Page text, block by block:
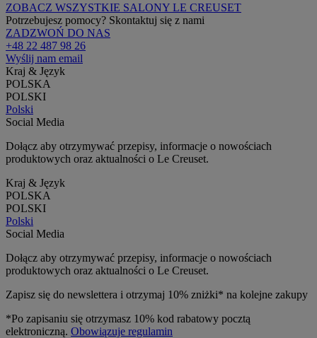
ZOBACZ WSZYSTKIE SALONY LE CREUSET
Potrzebujesz pomocy? Skontaktuj się z nami
ZADZWOŃ DO NAS
+48 22 487 98 26
Wyślij nam email
Kraj & Język
POLSKA
POLSKI
Polski
Social Media
Dołącz aby otrzymywać przepisy, informacje o nowościach
produktowych oraz aktualności o Le Creuset.
Kraj & Język
POLSKA
POLSKI
Polski
Social Media
Dołącz aby otrzymywać przepisy, informacje o nowościach
produktowych oraz aktualności o Le Creuset.
Zapisz się do newslettera i otrzymaj 10% zniżki* na kolejne zakupy
*Po zapisaniu się otrzymasz 10% kod rabatowy pocztą
elektroniczną. Obowiązuje regulamin